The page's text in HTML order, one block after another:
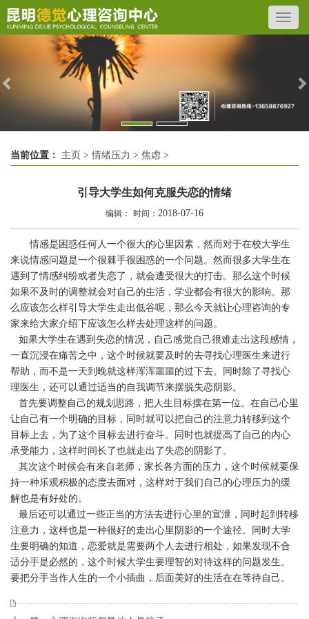
Previous
当前位置： 主页 >情绪压力 > 焦虑 >
引导大学生如何克服失恋的情绪
编辑： 时间： 2018-07-16
情感是困惑任何人一个很大的心里因素，然而对于在校大学生
来说情感问题是一个很棘手很困惑的一个问题。然而很多大学生在
遇到了情感纠纷或者失恋了，就会遭受很大的打击。那么这个时候
如果不及时的调整就会对自己的生活，学业都会有很大的影响。那
么应该怎么样引导大学生走出低谷呢，那么今天就让心理咨询的专
家来给大家介绍下应该怎么样去处理这样的问题。
如果大学生在遇到失恋的情况，自己感觉自己很难走出这段感情，
一直沉浸在痛苦之中，这个时候就要及时的去寻找心理医生来进行
帮助，而不是一天到晚就这样浑浑噩噩的过下去。同时除了寻找心
理医生，还可以通过适当的自我调节来摆脱失恋阴影。
首先要调整自己的规划思路，把人生目标摆在第一位。在自己心里
让自己有一个明确的目标，同时就可以把自己的注意力转移到这个
目标上去，为了这个目标去进行奋斗。同时也就提高了自己的内心
承受能力，这样时间长了也就走出了失恋的阴影了。
其次这个时候会有来自老师，家长各方面的压力，这个时候就要保
持一种乐观积极的态度去面对，这样对于我们自己的心理压力的缓
解也是有好处的。
最后还可以通过一些正当的方法去进行心里的宣泄，同时起到转移
注意力，这样也是一种很好的走出心里阴影的一个途径。同时大学
生要明确的知道，恋爱就是需要两个人去进行相处，如果发现不合
适分手是必然的，这个时候大学生要理智的对待这样的问题发生。
要把分手当作人生的一个小插曲，后面美好的生活在在等待自己。